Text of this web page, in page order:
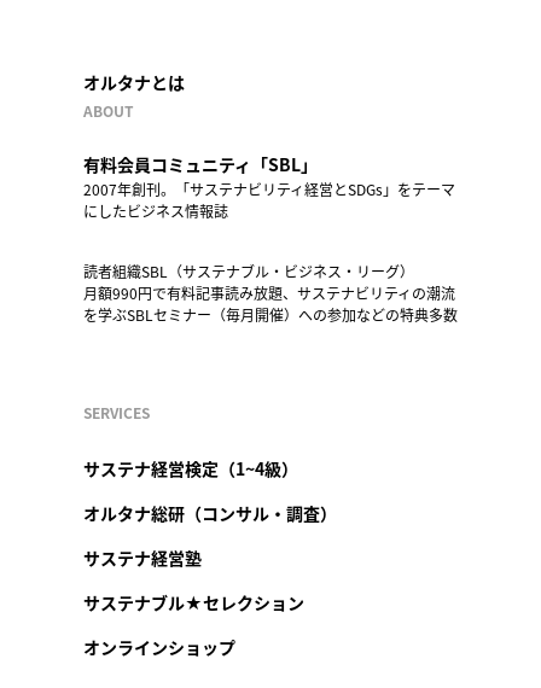
オルタナとは
ABOUT
有料会員コミュニティ「SBL」
2007年創刊。「サステナビリティ経営とSDGs」をテーマ
にしたビジネス情報誌
読者組織SBL（サステナブル・ビジネス・リーグ）
月額990円で有料記事読み放題、サステナビリティの潮流
を学ぶSBLセミナー（毎月開催）への参加などの特典多数
SERVICES
サステナ経営検定（1~4級）
オルタナ総研（コンサル・調査）
サステナ経営塾
サステナブル★セレクション
オンラインショップ